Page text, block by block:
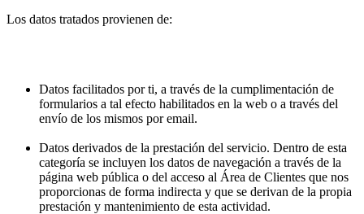
Los datos tratados provienen de:
Datos facilitados por ti, a través de la cumplimentación de
formularios a tal efecto habilitados en la web o a través del
envío de los mismos por email.
Datos derivados de la prestación del servicio. Dentro de esta
categoría se incluyen los datos de navegación a través de la
página web pública o del acceso al Área de Clientes que nos
proporcionas de forma indirecta y que se derivan de la propia
prestación y mantenimiento de esta actividad.